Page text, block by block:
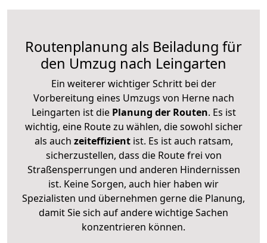
Routenplanung als Beiladung für
den Umzug nach Leingarten
Ein weiterer wichtiger Schritt bei der
Vorbereitung eines Umzugs von Herne nach
Leingarten ist diePlanung der Routen. Es ist
wichtig, eine Route zu wählen, die sowohl sicher
als auch zeiteffizientist. Es ist auch ratsam,
sicherzustellen, dass die Route frei von
Straßensperrungen und anderen Hindernissen
ist. Keine Sorgen, auch hier haben wir
Spezialisten und übernehmen gerne die Planung,
damit Sie sich auf andere wichtige Sachen
konzentrieren können.